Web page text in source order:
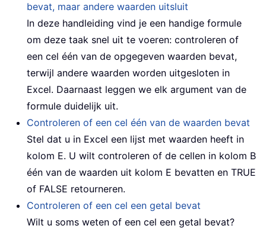
bevat, maar andere waarden uitsluit
In deze handleiding vind je een handige formule
om deze taak snel uit te voeren: controleren of
een cel één van de opgegeven waarden bevat,
terwijl andere waarden worden uitgesloten in
Excel. Daarnaast leggen we elk argument van de
formule duidelijk uit.
Controleren of een cel één van de waarden bevat
Stel dat u in Excel een lijst met waarden heeft in
kolom E. U wilt controleren of de cellen in kolom B
één van de waarden uit kolom E bevatten en TRUE
of FALSE retourneren.
Controleren of een cel een getal bevat
Wilt u soms weten of een cel een getal bevat?